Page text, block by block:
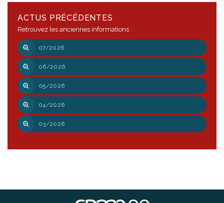
ACTUS PRÉCÉDENTES
Retrouvez les anciennes informations :
07/2026
06/2026
05/2026
04/2026
03/2026